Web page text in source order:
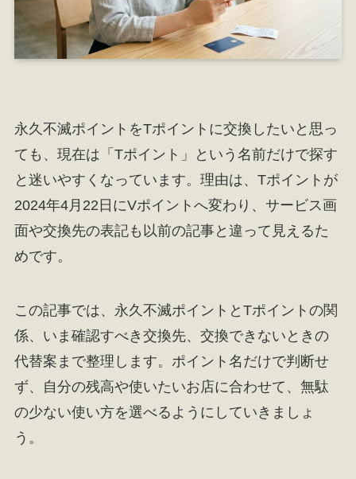
永久不滅ポイントをTポイントに交換したいと思っ
ても、現在は「Tポイント」という名前だけで探す
と迷いやすくなっています。理由は、Tポイントが
2024年4月22日にVポイントへ変わり、サービス画
面や交換先の表記も以前の記事と違って見えるた
めです。
この記事では、永久不滅ポイントとTポイントの関
係、いま確認すべき交換先、交換できないときの
代替案まで整理します。ポイント名だけで判断せ
ず、自分の残高や使いたいお店に合わせて、無駄
の少ない使い方を選べるようにしていきましょ
う。